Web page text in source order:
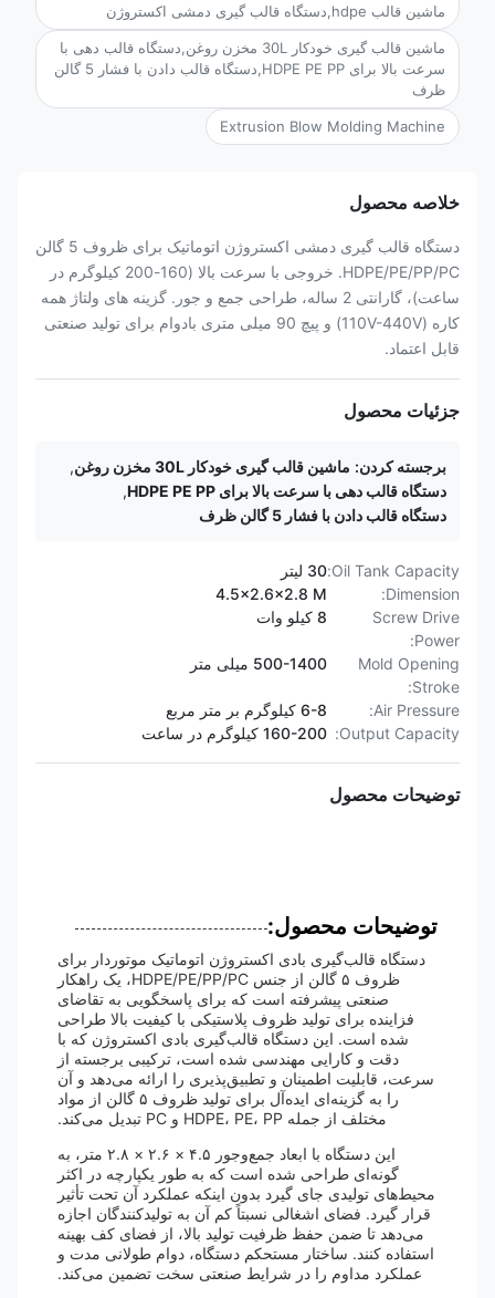
ماشین قالب hdpe,دستگاه قالب گیری دمشی اکستروژن
ماشین قالب گیری خودکار 30L مخزن روغن,دستگاه قالب دهی با
سرعت بالا برای HDPE PE PP,دستگاه قالب دادن با فشار 5 گالن
ظرف
Extrusion Blow Molding Machine
خلاصه محصول
دستگاه قالب گیری دمشی اکستروژن اتوماتیک برای ظروف 5 گالن
HDPE/PE/PP/PC. خروجی با سرعت بالا (160-200 کیلوگرم در
ساعت)، گارانتی 2 ساله، طراحی جمع و جور. گزینه های ولتاژ همه
کاره (110V-440V) و پیچ 90 میلی متری بادوام برای تولید صنعتی
قابل اعتماد.
جزئیات محصول
برجسته کردن: ماشین قالب گیری خودکار 30L مخزن روغن
,
دستگاه قالب دهی با سرعت بالا برای HDPE PE PP
,
دستگاه قالب دادن با فشار 5 گالن ظرف
Oil Tank Capacity: 30 لیتر
Dimension:
4.5x2.6x2.8 M
Screw Drive
Power:
Mold Opening
Stroke:
500-1400 میلی متر
Air Pressure:
Output Capacity:
160-200 کیلوگرم در ساعت
توضیحات محصول
توضیحات محصول:
دستگاه قالب‌گیری بادی اکستروژن اتوماتیک موتوردار برای
ظروف ۵ گالن از جنس HDPE/PE/PP/PC، یک راهکار
صنعتی پیشرفته است که برای پاسخگویی به تقاضای
فزاینده برای تولید ظروف پلاستیکی با کیفیت بالا طراحی
شده است. این دستگاه قالب‌گیری بادی اکستروژن که با
دقت و کارایی مهندسی شده است، ترکیبی برجسته از
سرعت، قابلیت اطمینان و تطبیق‌پذیری را ارائه می‌دهد و آن
را به گزینه‌ای ایده‌آل برای تولید ظروف ۵ گالن از مواد
مختلف از جمله HDPE، PE، PP و PC تبدیل می‌کند.
این دستگاه با ابعاد جمع‌وجور ۴.۵ × ۲.۶ × ۲.۸ متر، به
گونه‌ای طراحی شده است که به طور یکپارچه در اکثر
محیط‌های تولیدی جای گیرد بدون اینکه عملکرد آن تحت تأثیر
قرار گیرد. فضای اشغالی نسبتاً کم آن به تولیدکنندگان اجازه
می‌دهد تا ضمن حفظ ظرفیت تولید بالا، از فضای کف بهینه
استفاده کنند. ساختار مستحکم دستگاه، دوام طولانی مدت و
عملکرد مداوم را در شرایط صنعتی سخت تضمین می‌کند.